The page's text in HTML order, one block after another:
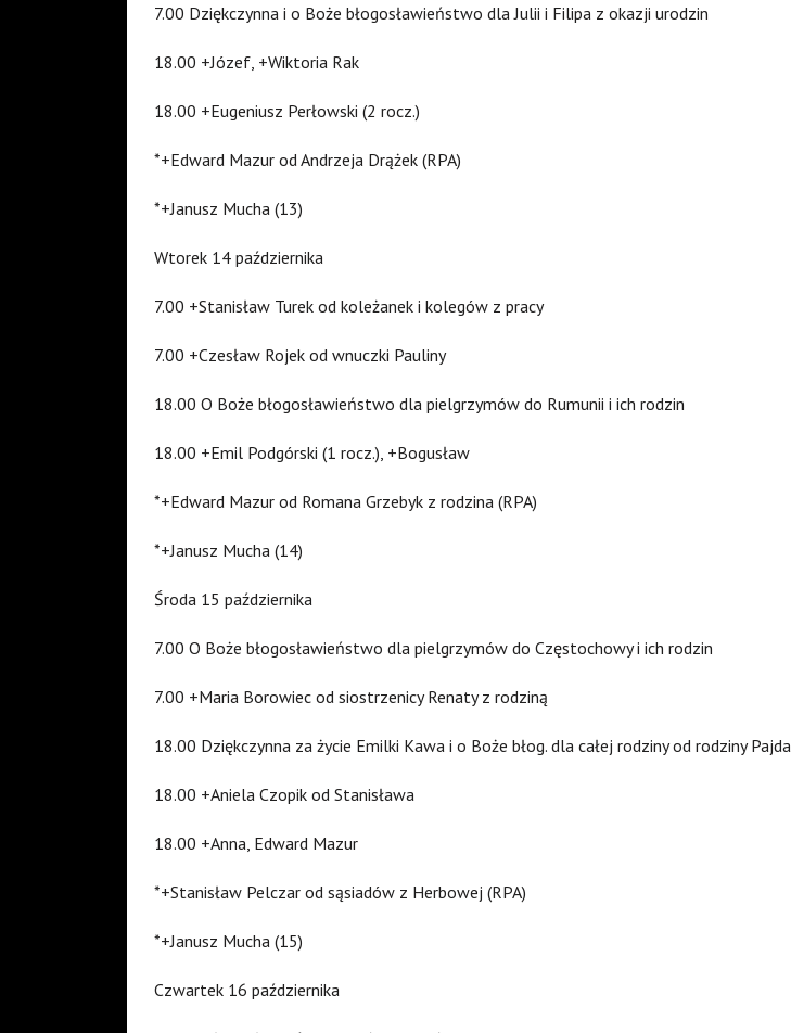
7.00 Dziękczynna i o Boże błogosławieństwo dla Julii i Filipa z okazji urodzin
18.00 +Józef, +Wiktoria Rak
18.00 +Eugeniusz Perłowski (2 rocz.)
*+Edward Mazur od Andrzeja Drążek (RPA)
*+Janusz Mucha (13)
Wtorek 14 października
7.00 +Stanisław Turek od koleżanek i kolegów z pracy
7.00 +Czesław Rojek od wnuczki Pauliny
18.00 O Boże błogosławieństwo dla pielgrzymów do Rumunii i ich rodzin
18.00 +Emil Podgórski (1 rocz.), +Bogusław
*+Edward Mazur od Romana Grzebyk z rodzina (RPA)
*+Janusz Mucha (14)
Środa 15 października
7.00 O Boże błogosławieństwo dla pielgrzymów do Częstochowy i ich rodzin
7.00 +Maria Borowiec od siostrzenicy Renaty z rodziną
18.00 Dziękczynna za życie Emilki Kawa i o Boże błog. dla całej rodziny od rodziny Pajda
18.00 +Aniela Czopik od Stanisława
18.00 +Anna, Edward Mazur
*+Stanisław Pelczar od sąsiadów z Herbowej (RPA)
*+Janusz Mucha (15)
Czwartek 16 października